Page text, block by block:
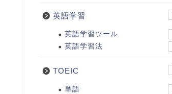
英語学習
英語学習ツール
英語学習法
TOEIC
単語